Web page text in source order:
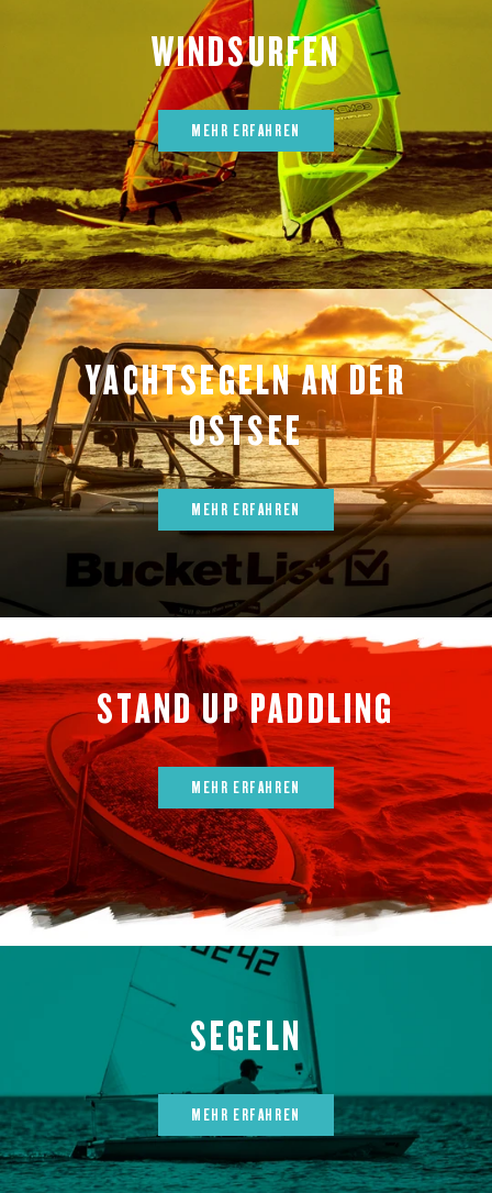
WINDSURFEN
MEHR ERFAHREN
YACHTSEGELN AN DER
OSTSEE
MEHR ERFAHREN
STAND UP PADDLING
MEHR ERFAHREN
SEGELN
MEHR ERFAHREN